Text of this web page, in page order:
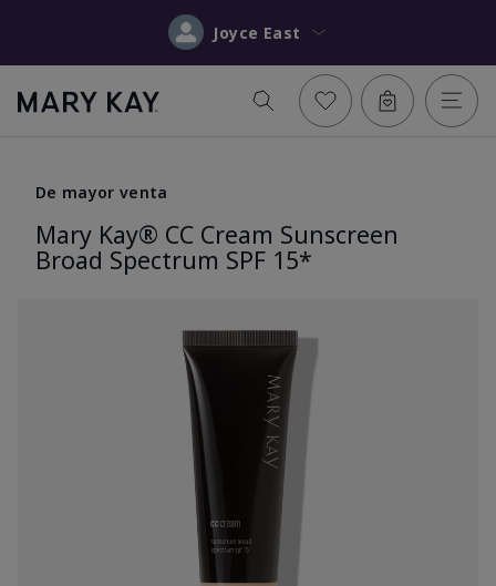
Joyce East
De mayor venta
Mary Kay® CC Cream Sunscreen
Broad Spectrum SPF 15*